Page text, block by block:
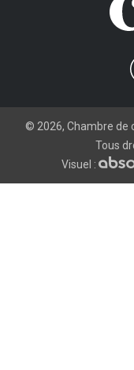
© 2026, Chambre de
Tous
Visuel :